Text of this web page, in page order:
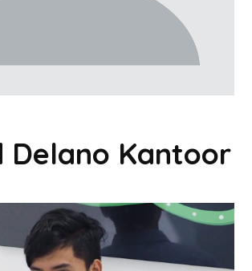
Delano Kantoor